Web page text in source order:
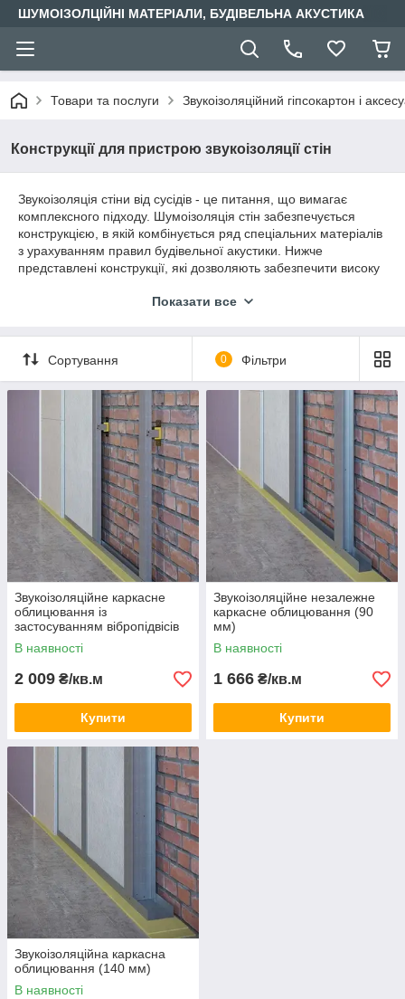
ШУМОІЗОЛЦІЙНІ МАТЕРІАЛИ, БУДІВЕЛЬНА АКУСТИКА
Товари та послуги Звукоізоляційний гіпсокартон і
Конструкції для пристрою звукоізоляції стін
Звукоізоляція стіни від сусідів - це питання, що вимагає
комплексного підходу. Шумоізоляція стін забезпечується
конструкцією, в якій комбінується ряд спеціальних матеріалів
з урахуванням правил будівельної акустики. Нижче
представлені конструкції, які дозволяють забезпечити високу
В цьому розділі кожна конструкція забезпечена докладним
конструкції за м2.
Звукоізоляція стін вимагає виконання монтажу конструкції
згідно з технологією, розробленою виробником.
Показати все
Сортування 0 Фільтри
Звукоізоляційне каркасне
облицювання із
застосуванням вібропідвісів
(90 мм)
В наявності
2 009 ₴/кв.м
Купити
Звукоізоляційне незалежне
каркасне облицювання (90
мм)
В наявності
1 666 ₴/кв.м
Купити
Звукоізоляційна каркасна
облицювання (140 мм)
В наявності